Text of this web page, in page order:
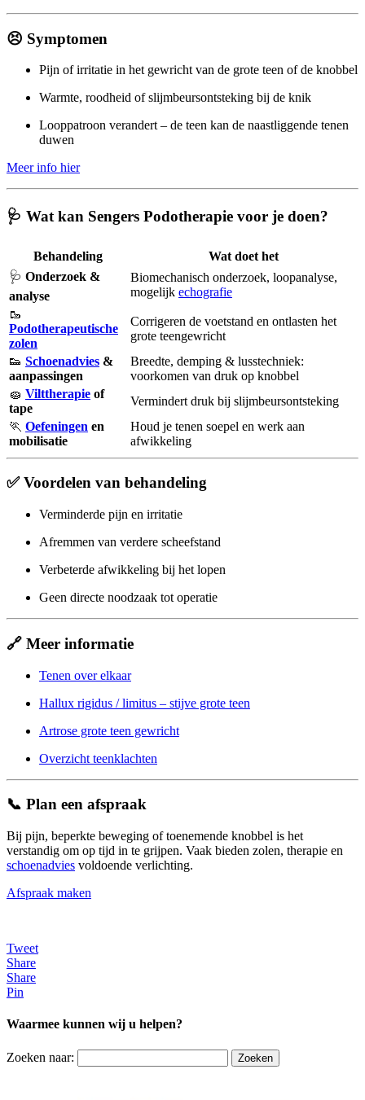
😣 Symptomen
Pijn of irritatie in het gewricht van de grote teen of de knobbel
Warmte, roodheid of slijmbeursontsteking bij de knik
Looppatroon verandert – de teen kan de naastliggende tenen
duwen
Meer info hier
🩺 Wat kan Sengers Podotherapie voor je doen?
Behandeling
Wat doet het
🩺 Onderzoek &
analyse
Biomechanisch onderzoek, loopanalyse,
mogelijk echografie
🥾
Podotherapeutische
zolen
Corrigeren de voetstand en ontlasten het
grote teengewricht
👟 Schoenadvies &
aanpassingen
Breedte, demping & lusstechniek:
voorkomen van druk op knobbel
🧽 Vilttherapie of
tape
Vermindert druk bij slijmbeursontsteking
🏃 Oefeningen en
mobilisatie
Houd je tenen soepel en werk aan
afwikkeling
✅ Voordelen van behandeling
Verminderde pijn en irritatie
Afremmen van verdere scheefstand
Verbeterde afwikkeling bij het lopen
Geen directe noodzaak tot operatie
🔗 Meer informatie
Tenen over elkaar
Hallux rigidus / limitus – stijve grote teen
Artrose grote teen gewricht
Overzicht teenklachten
📞 Plan een afspraak
Bij pijn, beperkte beweging of toenemende knobbel is het
verstandig om op tijd in te grijpen. Vaak bieden zolen, therapie en
schoenadvies voldoende verlichting.
Afspraak maken
Tweet
Share
Share
Pin
Waarmee kunnen wij u helpen?
Zoeken naar: